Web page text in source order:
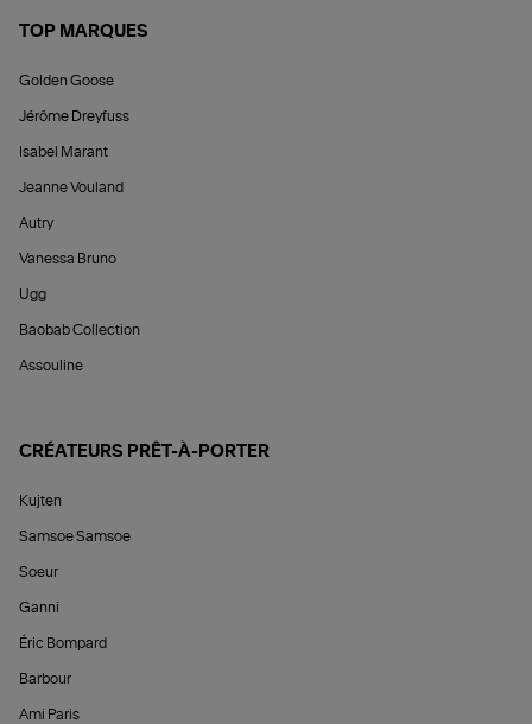
TOP MARQUES
Golden Goose
Jérôme Dreyfuss
Isabel Marant
Jeanne Vouland
Autry
Vanessa Bruno
Ugg
Baobab Collection
Assouline
CRÉATEURS PRÊT-À-PORTER
Kujten
Samsoe Samsoe
Soeur
Ganni
Éric Bompard
Barbour
Ami Paris